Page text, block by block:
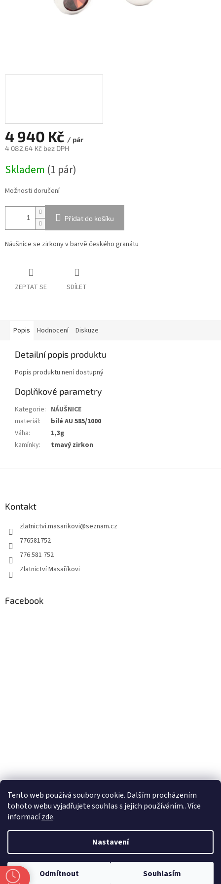
Tento web používá soubory cookie. Dalším procházením
tohoto webu vyjadřujete souhlas s jejich používáním.. Více
informacízde.
Nastavení
Odmítnout Souhlasím
4 940 Kč / pár
4 082,64 Kč bez DPH
cena:
Skladem (1 pár)
Možnosti doručení
Přidat do košíku
Náušnice se zirkony v barvě českého granátu
ZEPTAT SE SDÍLET
Popis Hodnocení Diskuze
Detailní popis produktu
Popis produktu není dostupný
Doplňkové parametry
Kategorie: NÁUŠNICE
materiál:
bílé AU 585/1000
Váha:
1,3g
kamínky: tmavý zirkon
Kontakt
zlatnictvi.masarikovi@seznam.cz
776581752
776 581 752
Zlatnictví Masaříkovi
Facebook
Vytvořil Shoptet
Copyright 2026Zlatnictví Masaříkovi. Všechna práva vyhrazena.
Upravit nastavení cookies